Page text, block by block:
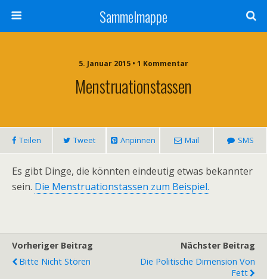
Sammelmappe
5. Januar 2015 • 1 Kommentar
Menstruationstassen
Teilen Tweet Anpinnen Mail SMS
Es gibt Dinge, die könnten eindeutig etwas bekannter
sein. Die Menstruationstassen zum Beispiel.
Vorheriger Beitrag
Bitte Nicht Stören
Nächster Beitrag
Die Politische Dimension Von
Fett